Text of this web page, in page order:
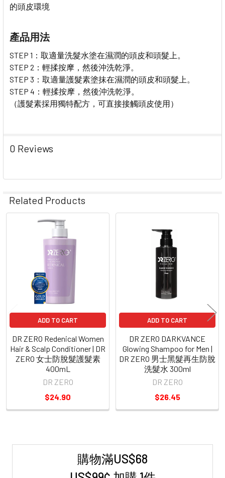
購物滿US$68
的頭皮環境
產品用法
STEP 1：取適量洗髮水塗在濕潤的頭皮和頭髮上。
STEP 2：輕揉按摩，然後沖洗乾淨。
STEP 3：取適量護髮素塗抹在濕潤的頭皮和頭髮上。
STEP 4：輕揉按摩，然後沖洗乾淨。
（護髮素採用獨特配方，可直接接觸頭皮使用）
0 Reviews
Related Products
Related
Products
ADD TO CART
DR ZERO Redenical Women
Hair & Scalp Conditioner | DR
ZERO 女士防脫髮護髮素
400mL
DR ZERO
$24.90
ADD TO CART
DR ZERO DARKVANCE
Glowing Shampoo for Men |
DR ZERO 男士黑髮再生防脫
洗髮水 300ml
DR ZERO
$26.45